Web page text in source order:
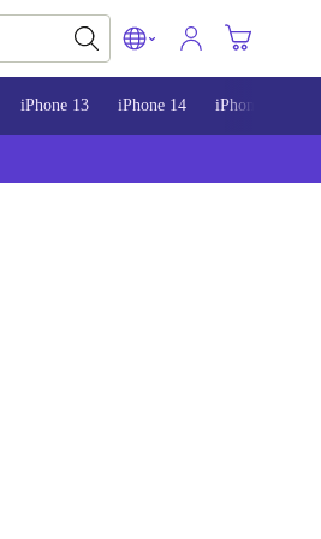
iPhone 13 iPhone 14 iPhone 15